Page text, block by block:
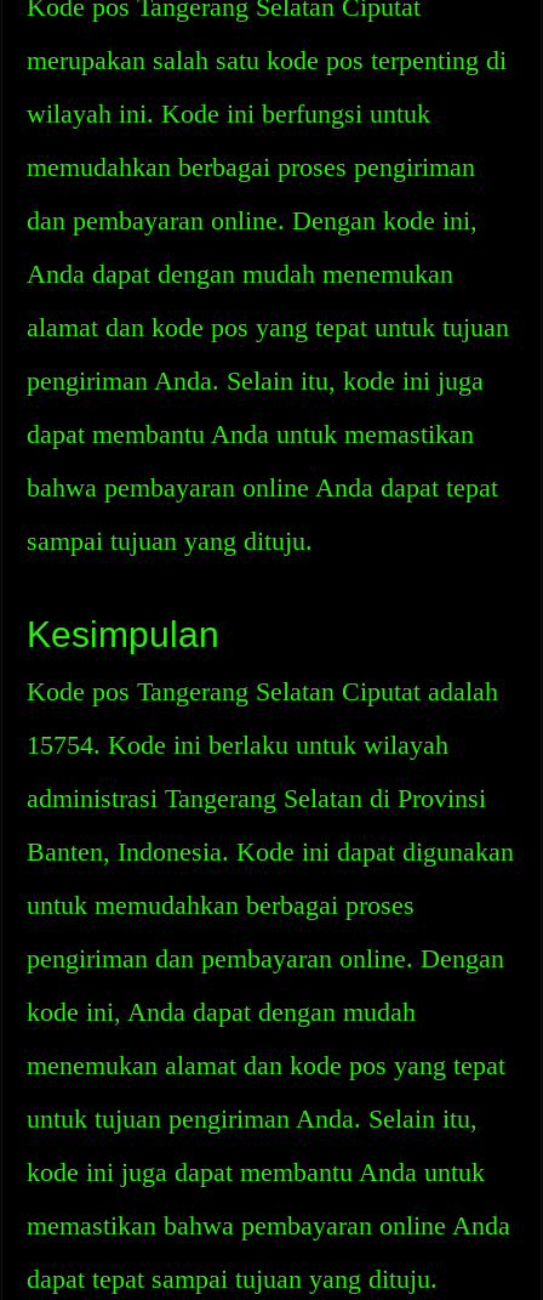
Kode pos Tangerang Selatan Ciputat
merupakan salah satu kode pos terpenting di
wilayah ini. Kode ini berfungsi untuk
memudahkan berbagai proses pengiriman
dan pembayaran online. Dengan kode ini,
Anda dapat dengan mudah menemukan
alamat dan kode pos yang tepat untuk tujuan
pengiriman Anda. Selain itu, kode ini juga
dapat membantu Anda untuk memastikan
bahwa pembayaran online Anda dapat tepat
sampai tujuan yang dituju.
Kesimpulan
Kode pos Tangerang Selatan Ciputat adalah
15754. Kode ini berlaku untuk wilayah
administrasi Tangerang Selatan di Provinsi
Banten, Indonesia. Kode ini dapat digunakan
untuk memudahkan berbagai proses
pengiriman dan pembayaran online. Dengan
kode ini, Anda dapat dengan mudah
menemukan alamat dan kode pos yang tepat
untuk tujuan pengiriman Anda. Selain itu,
kode ini juga dapat membantu Anda untuk
memastikan bahwa pembayaran online Anda
dapat tepat sampai tujuan yang dituju.